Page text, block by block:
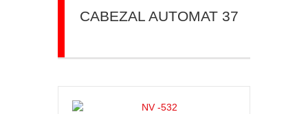
CABEZAL AUTOMAT 37